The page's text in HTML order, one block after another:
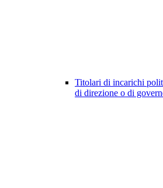
Titolari di incarichi
di direzione o di